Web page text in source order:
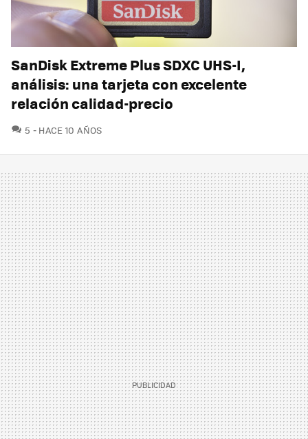
SanDisk Extreme Plus SDXC UHS-I,
análisis: una tarjeta con excelente
relación calidad-precio
5 COMENTARIOS
HACE 10 AÑOS